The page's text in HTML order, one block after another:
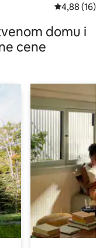
Prosečna
4,88 (16)
domu i
cene